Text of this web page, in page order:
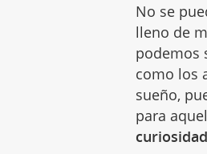
No se
lleno de
podemos
como los
sueño,
para